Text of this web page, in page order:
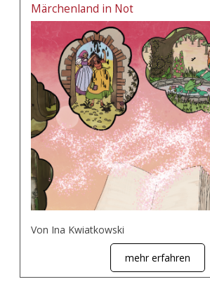
Märchenland in Not
Von Ina Kwiatkowski
mehr erfahren